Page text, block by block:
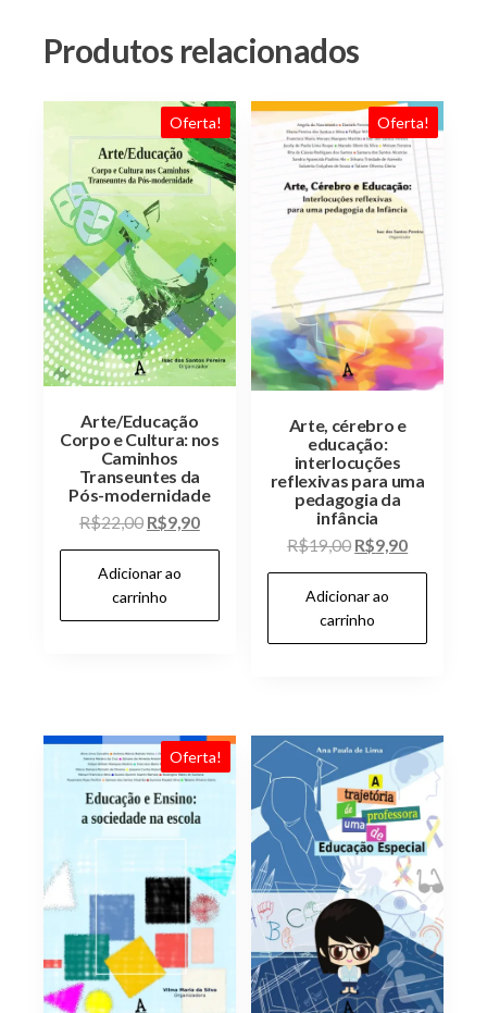
Produtos relacionados
Oferta!
Arte/Educação
Corpo e Cultura: nos
Caminhos
Transeuntes da
Pós-modernidade
R$22,00 O
preço
original
era:
R$22,00.
R$9,90O
preço
R$9,90.
Adicionar ao
carrinho
Oferta!
Arte, cérebro e
educação:
interlocuções
reflexivas para uma
pedagogia da
infância
R$19,00 O
preço
original
era:
R$19,00.
R$9,90O
preço
R$9,90.
Adicionar ao
carrinho
Oferta!